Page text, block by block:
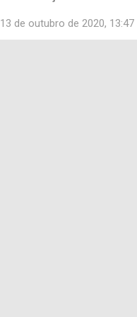
13 de outubro de 2020, 13:47